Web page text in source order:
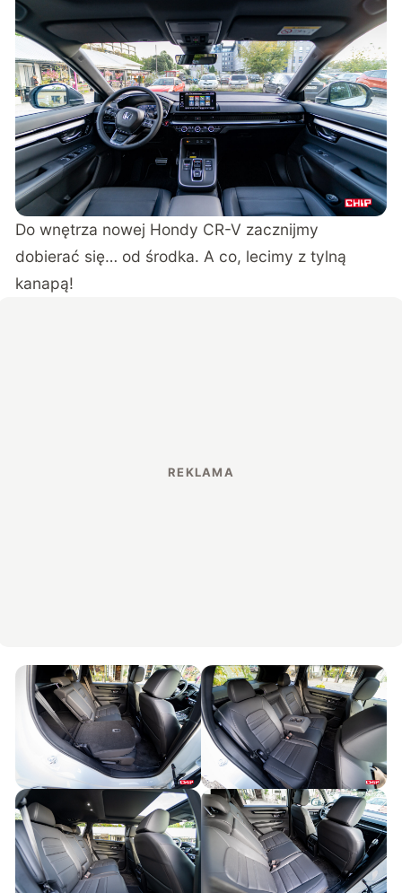
Do wnętrza nowej Hondy CR-V zacznijmy
dobierać się… od środka. A co, lecimy z tylną
kanapą!